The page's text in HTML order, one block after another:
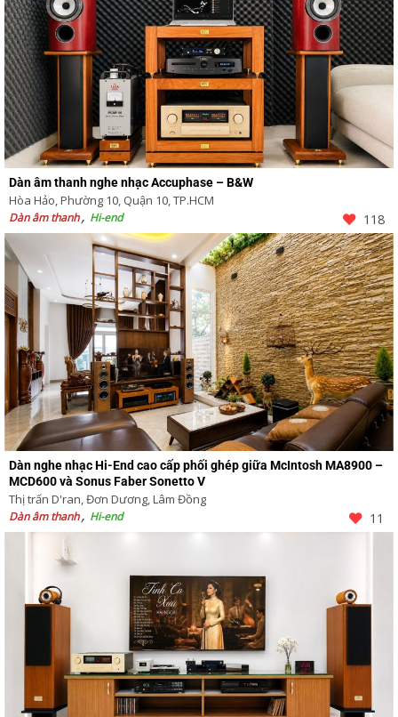
Dàn âm thanh nghe nhạc Accuphase – B&W
Hòa Hảo, Phường 10, Quận 10, TP.HCM
Dàn âm thanh Hi-end 118
Dàn nghe nhạc Hi-End cao cấp phối ghép giữa McIntosh MA8900 –
MCD600 và Sonus Faber Sonetto V
Thị trấn D'ran, Đơn Dương, Lâm Đồng
Dàn âm thanh Hi-end 11